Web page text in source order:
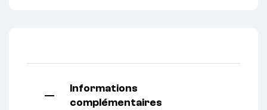
Informations
complémentaires